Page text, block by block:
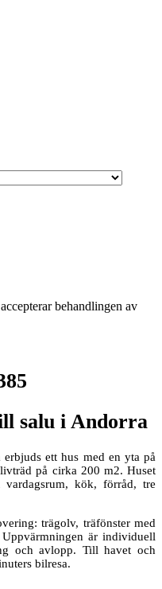
behandlingen av
salu i Andorra
ett hus med en yta på
på cirka 200 m2. Huset
kök, förråd, tre
trägolv, träfönster med
är individuell
och avlopp. Till havet och
bilresa.